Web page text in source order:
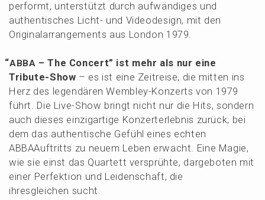
performt, unter­stützt durch aufwän­di­ges und
authen­ti­sches Licht- und Video­de­sign, mit den
Origi­nal­ar­ran­ge­ments aus London 1979.
“ABBA – The Concert” ist mehr als nur eine
Tribu­te-Show – es ist eine Zeitrei­se, die mitten ins
Herz des legen­dä­ren Wembley-Konzerts von 1979
führt. Die Live-Show bringt nicht nur die Hits, sondern
auch dieses einzig­ar­ti­ge Konzert­er­leb­nis zurück, bei
dem das authen­ti­sche Gefühl eines echten
ABBAAuf­tritts zu neuem Leben erwacht. Eine Magie,
wie sie einst das Quartett versprüh­te, darge­bo­ten mit
einer Perfek­ti­on und Leiden­schaft, die
ihres­glei­chen sucht.